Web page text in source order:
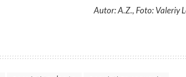
Autor: A.Z., Foto: Valeriy